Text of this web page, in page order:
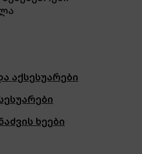
აქსესუარები
ხეები